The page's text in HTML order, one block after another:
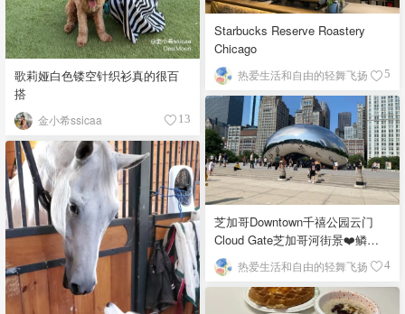
歌莉娅白色镂空针织衫真的很百
搭
金小希ssicaa 13
Starbucks Reserve Roastery
Chicago
热爱生活和自由的轻舞飞扬 5
芝加哥Downtown千禧公园云门
Cloud Gate芝加哥河街景❤️鳞次
栉比的高楼
热爱生活和自由的轻舞飞扬 4